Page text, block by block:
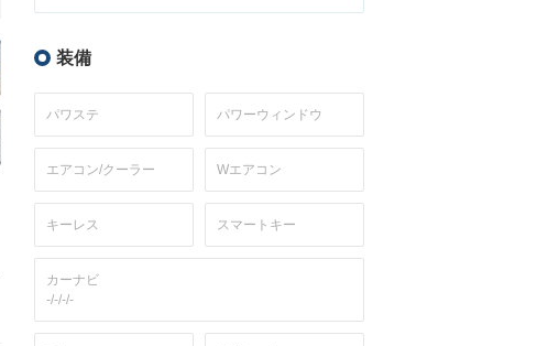
装備
パワステ パワーウィンドウ
エアコン/クーラー Wエアコン
キーレス スマートキー
カーナビ
-/-/-/-